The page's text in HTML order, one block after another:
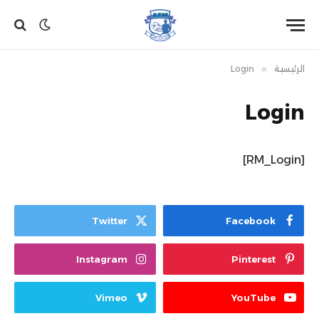
الرئيسية »
Login
Login
[RM_Login]
Facebook
Twitter
Pinterest
Instagram
YouTube
Vimeo